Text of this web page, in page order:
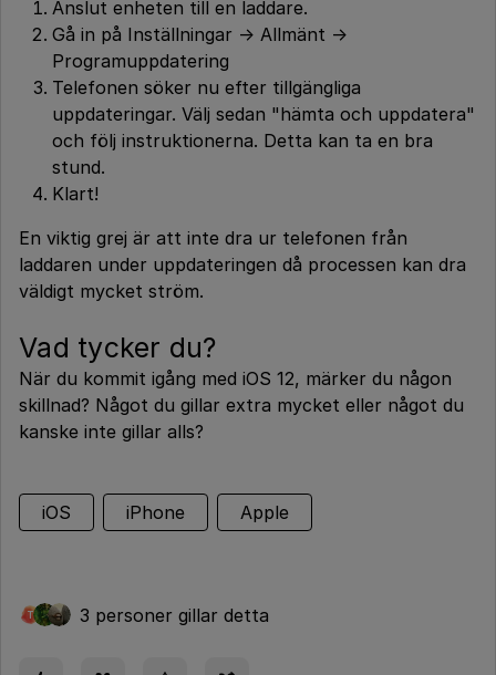
Anslut enheten till en laddare.
Gå in på Inställningar -> Allmänt ->
Programuppdatering
Telefonen söker nu efter tillgängliga
uppdateringar. Välj sedan "hämta och uppdatera"
och följ instruktionerna. Detta kan ta en bra
stund.
Klart!
En viktig grej är att inte dra ur telefonen från
laddaren under uppdateringen då processen kan dra
väldigt mycket ström.
Vad tycker du?
När du kommit igång med iOS 12, märker du någon
skillnad? Något du gillar extra mycket eller något du
kanske inte gillar alls?
iOS iPhone Apple
T 3 personer gillar detta